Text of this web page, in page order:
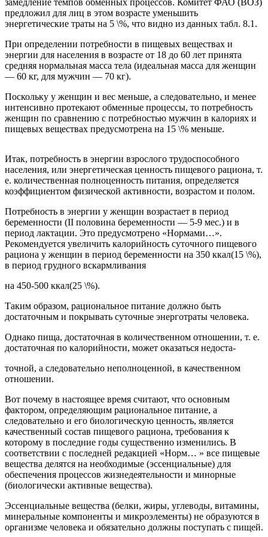
предложил для лиц в этом возрасте уменьшить
энергетические траты на 5 \%, что видно из данных табл. 8.1.
При определении потребности в пищевых веществах и
энергии для населения в возрасте от 18 до 60 лет принята
средняя нормальная масса тела (идеальная масса для женщин
— 60 кг, для мужчин — 70 кг).
Поскольку у женщин и вес меньше, а следовательно, и менее
интенсивно протекают обменные процессы, то потребность
женщин по сравнению с потребностью мужчин в калориях и
пищевых веществах предусмотрена на 15 \% меньше.
Итак, потребность в энергии взрослого трудоспособного
населения, или энергетическая ценность пищевого рациона, т.
е. количественная полноценность питания, определяется
коэффициентом физической активности, возрастом и полом.
Потребность в энергии у женщин возрастает в период
беременности (II половина беременности — 5-9 мес.) и в
период лактации. Это предусмотрено «Нормами…».
Рекомендуется увеличить калорийность суточного пищевого
рациона у женщин в период беременности на 350 ккал(15 \%),
в период грудного вскармливания
на 450-500 ккал(25 \%).
Таким образом, рациональное питание должно быть
достаточным и покрывать суточные энерготраты человека.
Однако пища, достаточная в количественном отношении, т. е.
достаточная по калорийности, может оказаться недоста-
точной, а следовательно неполноценной, в качественном
отношении.
Вот почему в настоящее время считают, что основным
фактором, определяющим рациональное питание, а
следовательно и его биологическую ценность, является
качественный состав пищевого рациона, требования к
которому в последние годы существенно изменились. В
соответствии с последней редакцией «Норм… » все пищевые
вещества делятся на необходимые (эссенциальные) для
обеспечения процессов жизнедеятельности и минорные
(биологически активные вещества).
Эссенциальные вещества (белки, жиры, углеводы, витамины,
минеральные компоненты и микроэлементы) не образуются в
организме человека и обязательно должны поступать с пищей.